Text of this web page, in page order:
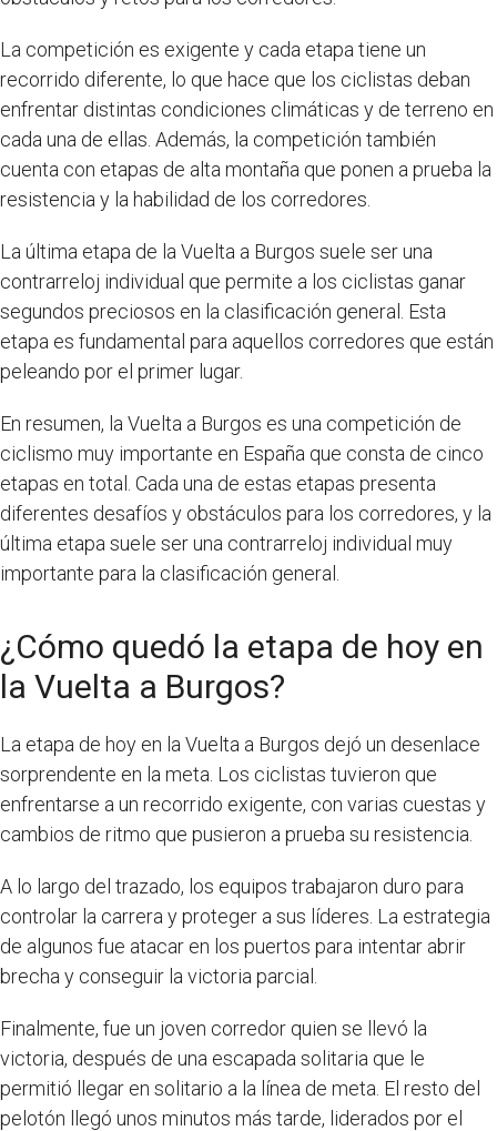
La competición es exigente y cada etapa tiene un
recorrido diferente, lo que hace que los ciclistas deban
enfrentar distintas condiciones climáticas y de terreno en
cada una de ellas. Además, la competición también
cuenta con etapas de alta montaña que ponen a prueba la
resistencia y la habilidad de los corredores.
La última etapa de la Vuelta a Burgos suele ser una
contrarreloj individual que permite a los ciclistas ganar
segundos preciosos en la clasificación general. Esta
etapa es fundamental para aquellos corredores que están
peleando por el primer lugar.
En resumen, la Vuelta a Burgos es una competición de
ciclismo muy importante en España que consta de cinco
etapas en total. Cada una de estas etapas presenta
diferentes desafíos y obstáculos para los corredores, y la
última etapa suele ser una contrarreloj individual muy
importante para la clasificación general.
¿Cómo quedó la etapa de hoy en
la Vuelta a Burgos?
La etapa de hoy en la Vuelta a Burgos dejó un desenlace
sorprendente en la meta. Los ciclistas tuvieron que
enfrentarse a un recorrido exigente, con varias cuestas y
cambios de ritmo que pusieron a prueba su resistencia.
A lo largo del trazado, los equipos trabajaron duro para
controlar la carrera y proteger a sus líderes. La estrategia
de algunos fue atacar en los puertos para intentar abrir
brecha y conseguir la victoria parcial.
Finalmente, fue un joven corredor quien se llevó la
victoria, después de una escapada solitaria que le
permitió llegar en solitario a la línea de meta. El resto del
pelotón llegó unos minutos más tarde, liderados por el